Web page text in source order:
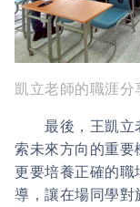
凱立老師的職涯分
最後，王凱立老
索未來方向的重要
更要培養正確的
導，讓在場同學